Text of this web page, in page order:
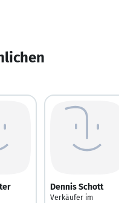
Dennis Schott
Verkäufer im